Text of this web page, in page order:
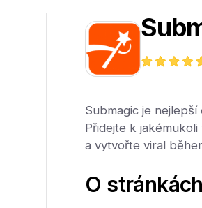
Submagic je
Přidejte k
a vytvořte viral
O